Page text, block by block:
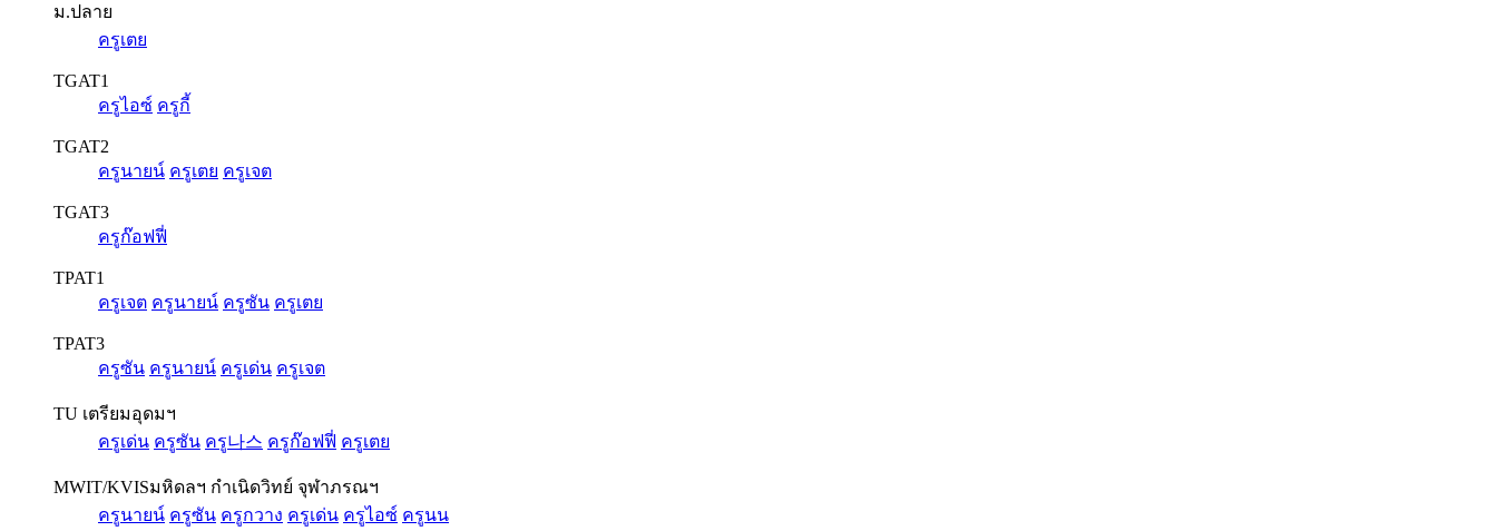
ม.ปลาย
ครูเตย
TGAT1
ครูไอซ์ ครูกี้
TGAT2
ครูนายน์ ครูเตย ครูเจต
TGAT3
ครูก๊อฟฟี่
TPAT1
ครูเจต ครูนายน์ ครูซัน ครูเตย
TPAT3
ครูซัน ครูนายน์ ครูเด่น ครูเจต
TU เตรียมอุดมฯ
ครูเด่น ครูซัน ครู나스 ครูก๊อฟฟี่ ครูเตย
MWIT/KVISมหิดลฯ กำเนิดวิทย์ จุฬาภรณฯ
ครูนายน์ ครูซัน ครูกวาง ครูเด่น ครูไอซ์ ครูนน